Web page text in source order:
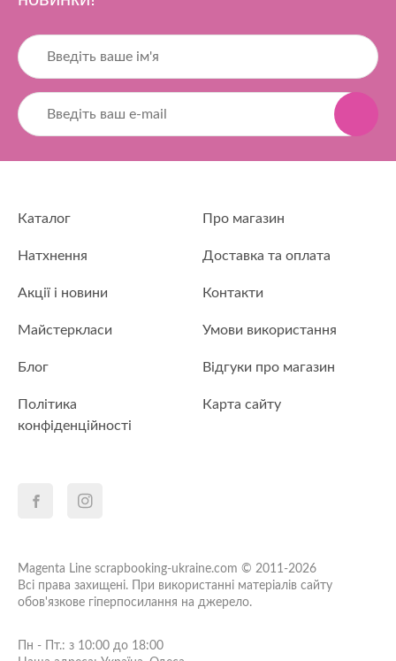
Каталог Про магазин
Натхнення Доставка та оплата
Акції і новини Контакти
Майстеркласи Умови використання
Блог Відгуки про магазин
Політика
конфіденційності
Карта сайту
Magenta Line scrapbooking-ukraine.com © 2011-2026
Всі права захищені. При використанні матеріалів сайту
обов'язкове гіперпосилання на джерело.
Пн - Пт.: з 10:00 до 18:00